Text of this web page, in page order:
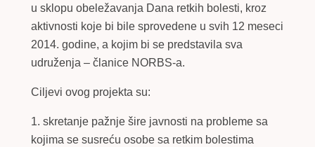
u sklopu obeležavanja Dana retkih bolesti, kroz
aktivnosti koje bi bile sprovedene u svih 12 meseci
2014. godine, a kojim bi se predstavila sva
udruženja – članice NORBS-a.
Ciljevi ovog projekta su:
1. skretanje pažnje šire javnosti na probleme sa
kojima se susreću osobe sa retkim bolestima